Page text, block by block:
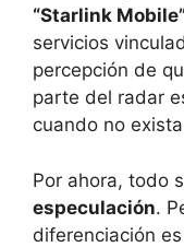
“Starlink
servicios
percepción de
parte del radar
cuando no
Por ahora, todo
especulación.
diferenciación